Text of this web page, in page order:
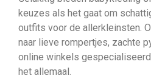
keuzes als het gaat om
outfits voor de allerkleinsten.
naar lieve rompertjes, zachte
online winkels
het allemaal.